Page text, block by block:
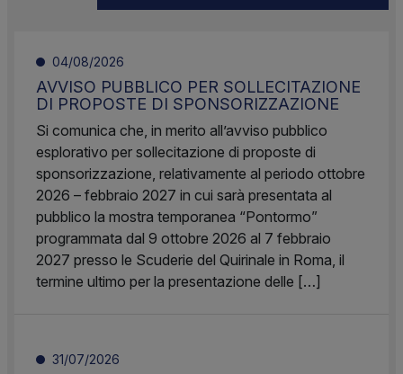
04/08/2026
AVVISO PUBBLICO PER SOLLECITAZIONE
DI PROPOSTE DI SPONSORIZZAZIONE
Si comunica che, in merito all’avviso pubblico
esplorativo per sollecitazione di proposte di
sponsorizzazione, relativamente al periodo ottobre
2026 – febbraio 2027 in cui sarà presentata al
pubblico la mostra temporanea “Pontormo”
programmata dal 9 ottobre 2026 al 7 febbraio
2027 presso le Scuderie del Quirinale in Roma, il
termine ultimo per la presentazione delle […]
31/07/2026